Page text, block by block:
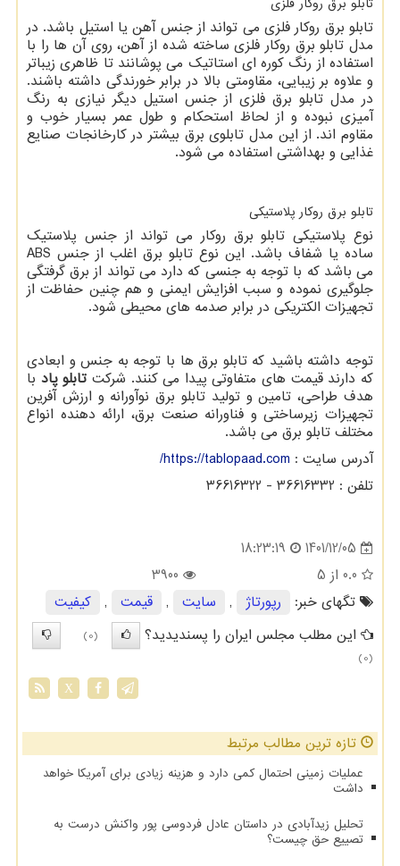
تابلو برق روکار فلزی می تواند از جنس آهن یا استیل باشد. در
مدل تابلو برق روکار فلزی ساخته شده از آهن، روی آن ها را با
استفاده از رنگ کوره ای استاتیک می پوشانند تا ظاهری زیباتر
و علاوه بر زیبایی، مقاومتی بالا در برابر خورندگی داشته باشند.
در مدل تابلو برق فلزی از جنس استیل دیگر نیازی به رنگ
آمیزی نبوده و از لحاظ استحکام و طول عمر بسیار خوب و
مقاوم اند. از این مدل تابلوی برق بیشتر در کارخانجات صنایع
غذایی و بهداشتی استفاده می شود.
تابلو برق روکار پلاستیکی
نوع پلاستیکی تابلو برق روکار می تواند از جنس پلاستیک
ساده یا شفاف باشد. این نوع تابلو برق اغلب از جنس ABS
می باشد که با توجه به جنسی که دارد می تواند از برق گرفتگی
جلوگیری نموده و سبب افزایش ایمنی و هم چنین حفاظت از
تجهیزات الکتریکی در برابر صدمه های محیطی شود.
توجه داشته باشید که تابلو برق ها با توجه به جنس و ابعادی
که دارند قیمت های متفاوتی پیدا می کنند. شرکت تابلو پاد با
هدف طراحی، تامین و تولید تابلو برق نوآورانه و ارزش آفرین
تجهیزات زیرساختی و فناورانه صنعت برق، ارائه دهنده انواع
مختلف تابلو برق می باشد.
آدرس سایت : https://tablopaad.com
/
تلفن : 36616322 - 36616332
1401/12/05
18:23:19
0.0 از 5
3900
تگهای خبر:
رپورتاژ , سایت , قیمت ,
كیفیت
این مطلب مجلس ایران را پسندیدید؟
(0)
(0)
X
تازه ترین مطالب مرتبط
عملیات زمینی احتمال کمی دارد و هزینه زیادی برای آمریکا خواهد
داشت
تحلیل زیدآبادی در داستان عادل فردوسی پور واکنش درست به
تصییع حق چیست؟